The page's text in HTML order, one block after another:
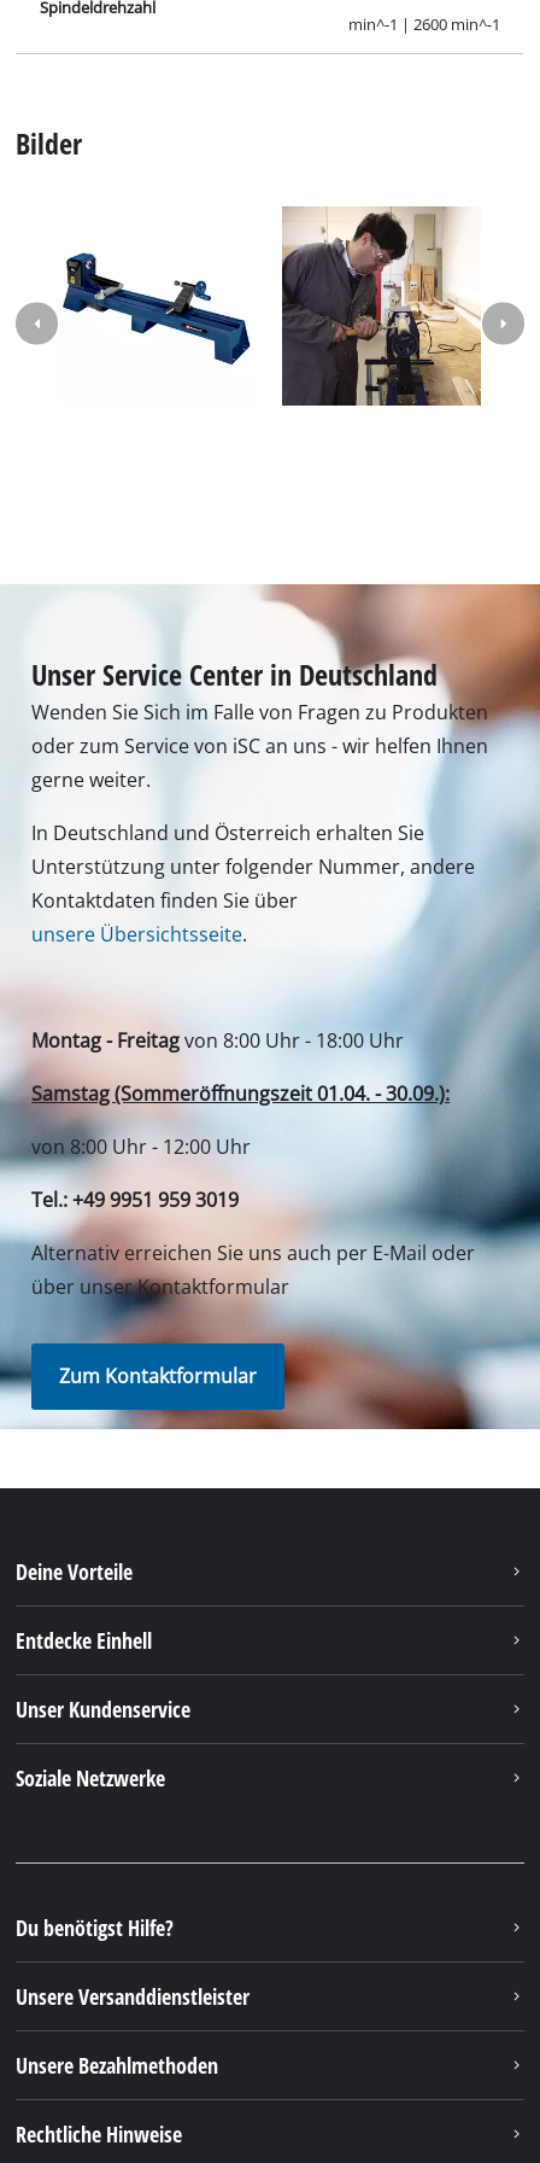
Spindeldrehzahl
min^-1 | 2600 min^-1
Bilder
Unser Service Center in Deutschland
Wenden Sie Sich im Falle von Fragen zu Produkten
oder zum Service von iSC an uns - wir helfen Ihnen
gerne weiter.
In Deutschland und Österreich erhalten Sie
Unterstützung unter folgender Nummer, andere
Kontaktdaten finden Sie über
unsere Übersichtsseite.
Montag - Freitagvon 8:00 Uhr - 18:00 Uhr
Samstag (Sommeröffnungszeit 01.04. - 30.09.):
von 8:00 Uhr - 12:00 Uhr
Tel.: +49 9951 959 3019
Alternativ erreichen Sie uns auch per E-Mail oder
über unser Kontaktformular
Zum Kontaktformular
Deine Vorteile
Entdecke Einhell
Unser Kundenservice
Soziale Netzwerke
Du benötigst Hilfe?
Unsere Versanddienstleister
Unsere Bezahlmethoden
Rechtliche Hinweise